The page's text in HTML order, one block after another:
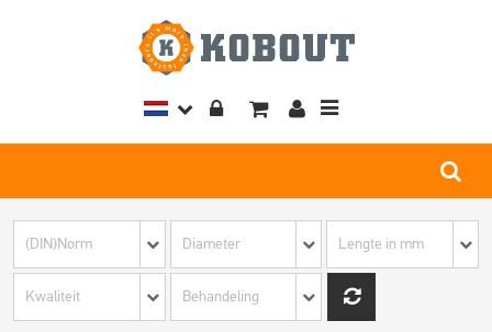
Toggle